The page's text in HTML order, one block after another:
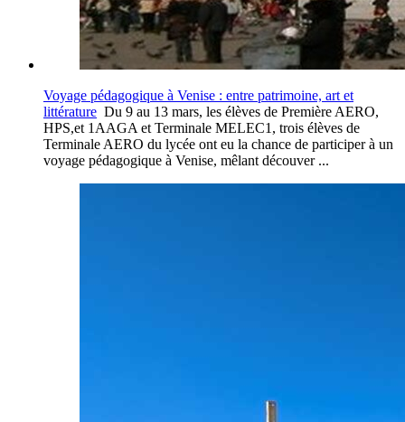
Voyage pédagogique à Venise : entre patrimoine, art et
littérature Du 9 au 13 mars, les élèves de Première AERO,
HPS,et 1AAGA et Terminale MELEC1, trois élèves de
Terminale AERO du lycée ont eu la chance de participer à un
voyage pédagogique à Venise, mêlant découver ...